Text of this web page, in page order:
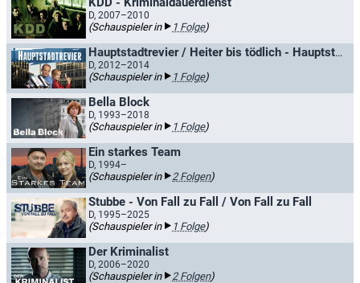
D, 2007–2010
(Schauspieler in 1 Folge)
Hauptstadtrevier / Heiter bis tödlich - Hauptstadtrevier
D, 2012–2014
(Schauspieler in 1 Folge)
Bella Block
D, 1993–2018
(Schauspieler in 1 Folge)
Ein starkes Team
D, 1994–
(Schauspieler in 2 Folgen)
Stubbe - Von Fall zu Fall / Von Fall zu Fall
D, 1995–2025
(Schauspieler in 1 Folge)
Der Kriminalist
D, 2006–2020
(Schauspieler in 2 Folgen)